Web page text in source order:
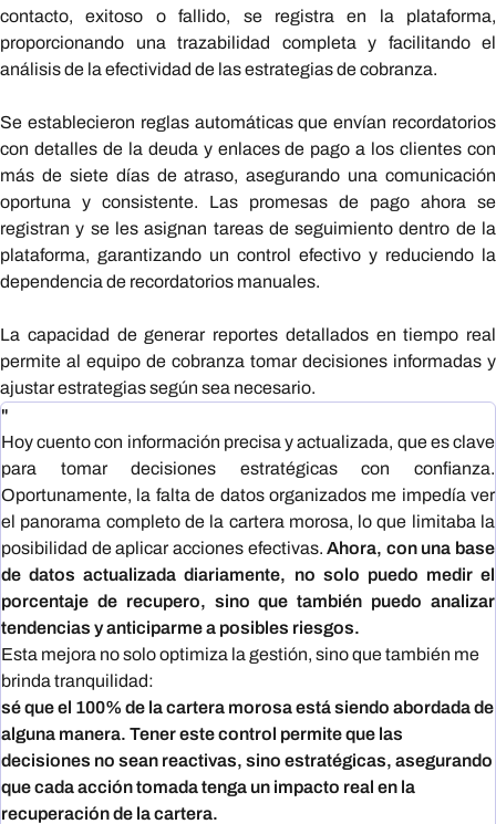
contacto, exitoso o fallido, se registra en la plataforma,
proporcionando una trazabilidad completa y facilitando el
análisis de la efectividad de las estrategias de cobranza.
Se establecieron reglas automáticas que envían recordatorios
con detalles de la deuda y enlaces de pago a los clientes con
más de siete días de atraso, asegurando una comunicación
oportuna y consistente. Las promesas de pago ahora se
registran y se les asignan tareas de seguimiento dentro de la
plataforma, garantizando un control efectivo y reduciendo la
dependencia de recordatorios manuales.
La capacidad de generar reportes detallados en tiempo real
permite al equipo de cobranza tomar decisiones informadas y
ajustar estrategias según sea necesario.
"
Hoy cuento con información precisa y actualizada, que es clave
para tomar decisiones estratégicas con confianza.
Oportunamente, la falta de datos organizados me impedía ver
el panorama completo de la cartera morosa, lo que limitaba la
posibilidad de aplicar acciones efectivas.Ahora, con una base
de datos actualizada diariamente, no solo puedo medir el
porcentaje de recupero, sino que también puedo analizar
tendencias y anticiparme a posibles riesgos.
Esta mejora no solo optimiza la gestión, sino que también me
brinda tranquilidad:
sé que el 100% de la cartera morosa está siendo abordada de
alguna manera. Tener este control permite que las
decisiones no sean reactivas, sino estratégicas, asegurando
que cada acción tomada tenga un impacto real en la
recuperación de la cartera.